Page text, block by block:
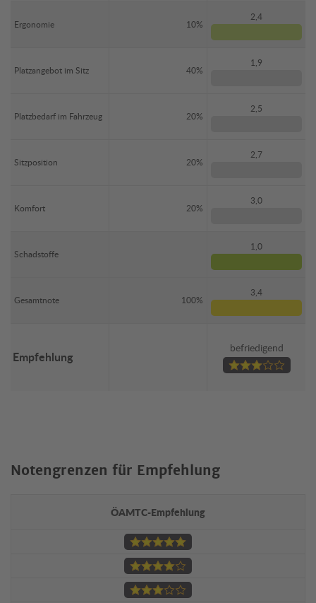
Ergonomie 10%
2,4
Platzangebot im Sitz 40%
1,9
Platzbedarf im Fahrzeug 20%
2,5
Sitzposition 20%
2,7
Komfort 20%
3,0
Schadstoffe
1,0
Gesamtnote 100%
3,4
Empfehlung
befriedigend
Notengrenzen für Empfehlung
ÖAMTC-Empfehlung